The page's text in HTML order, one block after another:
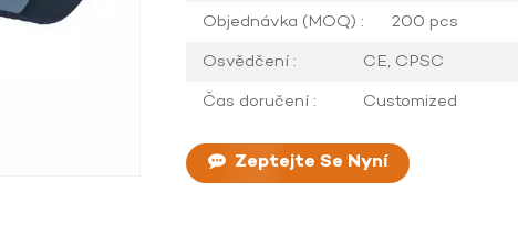
Objednávka (MOQ) :
200 pcs
Osvědčení :
CE, CPSC
Čas doručení :
Customized
Zeptejte Se Nyní